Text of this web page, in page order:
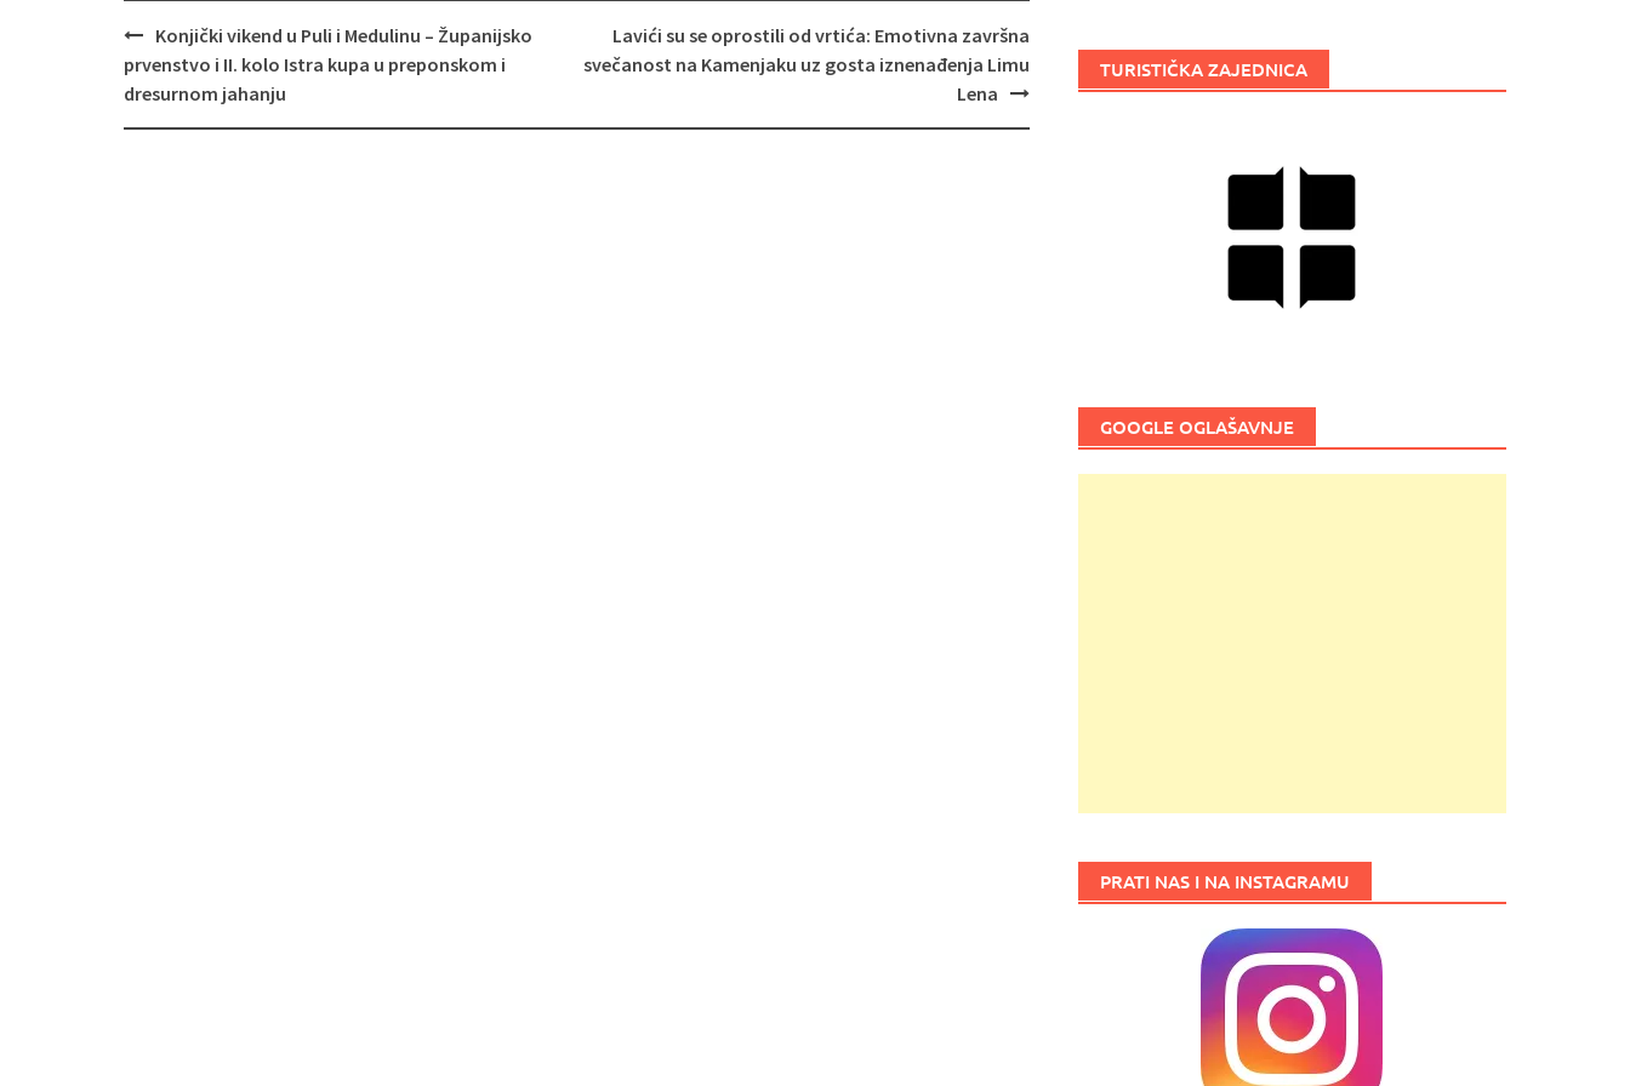
Navigacija
objava
Konjički vikend u Puli i Medulinu – Županijsko
prvenstvo i II. kolo Istra kupa u preponskom i
dresurnom jahanju
Lavići su se oprostili od vrtića: Emotivna završna
svečanost na Kamenjaku uz gosta iznenađenja Limu
Lena
TURISTIČKA ZAJEDNICA
GOOGLE OGLAŠAVNJE
PRATI NAS I NA INSTAGRAMU